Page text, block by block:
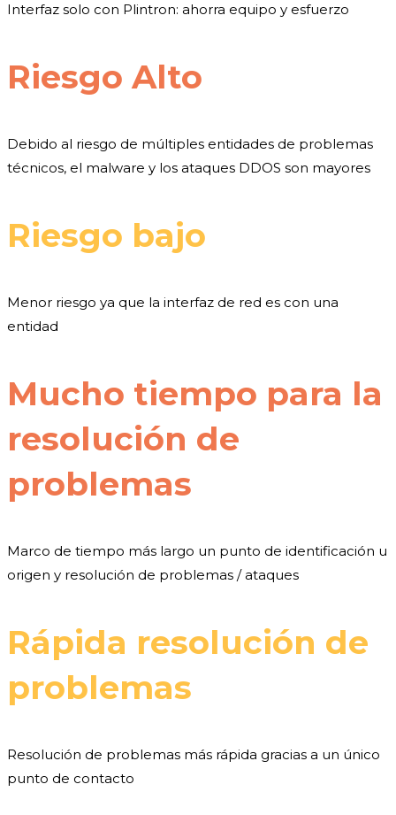
Interfaz solo con Plintron: ahorra equipo y esfuerzo
Riesgo Alto
Debido al riesgo de múltiples entidades de problemas
técnicos, el malware y los ataques DDOS son mayores
Riesgo bajo
Menor riesgo ya que la interfaz de red es con una
entidad
Mucho tiempo para la
resolución de
problemas
Marco de tiempo más largo un punto de identificación u
origen y resolución de problemas / ataques
Rápida resolución de
problemas
Resolución de problemas más rápida gracias a un único
punto de contacto